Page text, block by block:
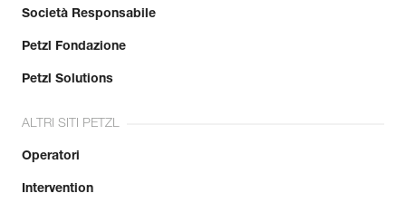
Società Responsabile
Petzl Fondazione
Petzl Solutions
ALTRI SITI PETZL
Operatori
Intervention